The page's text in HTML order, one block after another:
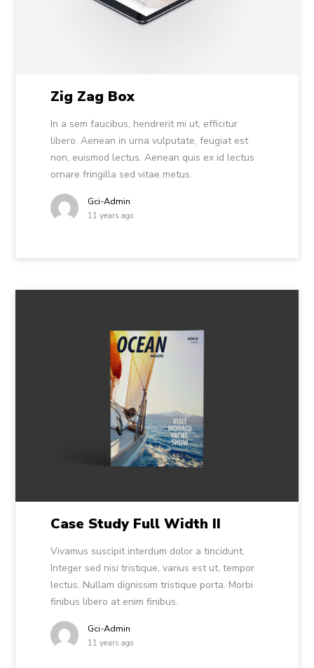
Zig Zag Box
In a sem faucibus, hendrerit mi ut, efficitur
libero. Aenean in urna vulputate, feugiat est
non, euismod lectus. Aenean quis ex id lectus
ornare fringilla sed vitae metus.
Gci-Admin
11 years ago
Case Study Full Width II
Vivamus suscipit interdum dolor a tincidunt.
Integer sed nisi tristique, varius est ut, tempor
lectus. Nullam dignissim tristique porta. Morbi
finibus libero at enim finibus.
Gci-Admin
11 years ago